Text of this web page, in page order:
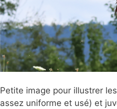
Petite image pour illustrer
assez uniforme et usé) et